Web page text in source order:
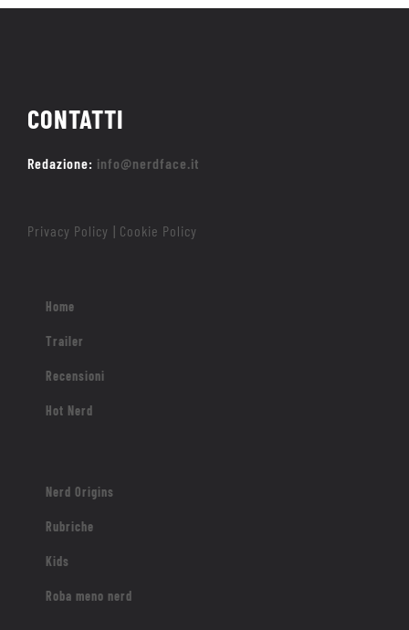
CONTATTI
Redazione: info@nerdface.it
Privacy Policy Cookie Policy
Home
Trailer
Recensioni
Hot Nerd
Nerd Origins
Rubriche
Kids
Roba meno nerd